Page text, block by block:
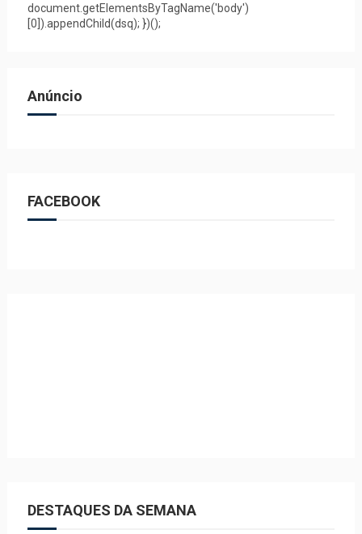
document.getElementsByTagName('body')
[0]).appendChild(dsq); })();
Anúncio
FACEBOOK
DESTAQUES DA SEMANA